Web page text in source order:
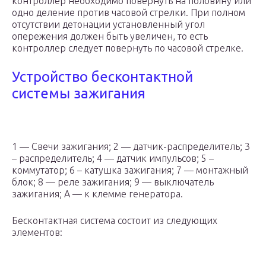
одно деление против часовой стрелки. При полном
отсутствии детонации установленный угол
опережения должен быть увеличен, то есть
контроллер следует повернуть по часовой стрелке.
Устройство бесконтактной
системы зажигания
1 — Свечи зажигания; 2 — датчик-распределитель; 3
– распределитель; 4 — датчик импульсов; 5 –
коммутатор; 6 – катушка зажигания; 7 — монтажный
блок; 8 — реле зажигания; 9 — выключатель
зажигания; А — к клемме генератора.
Бесконтактная система состоит из следующих
элементов: